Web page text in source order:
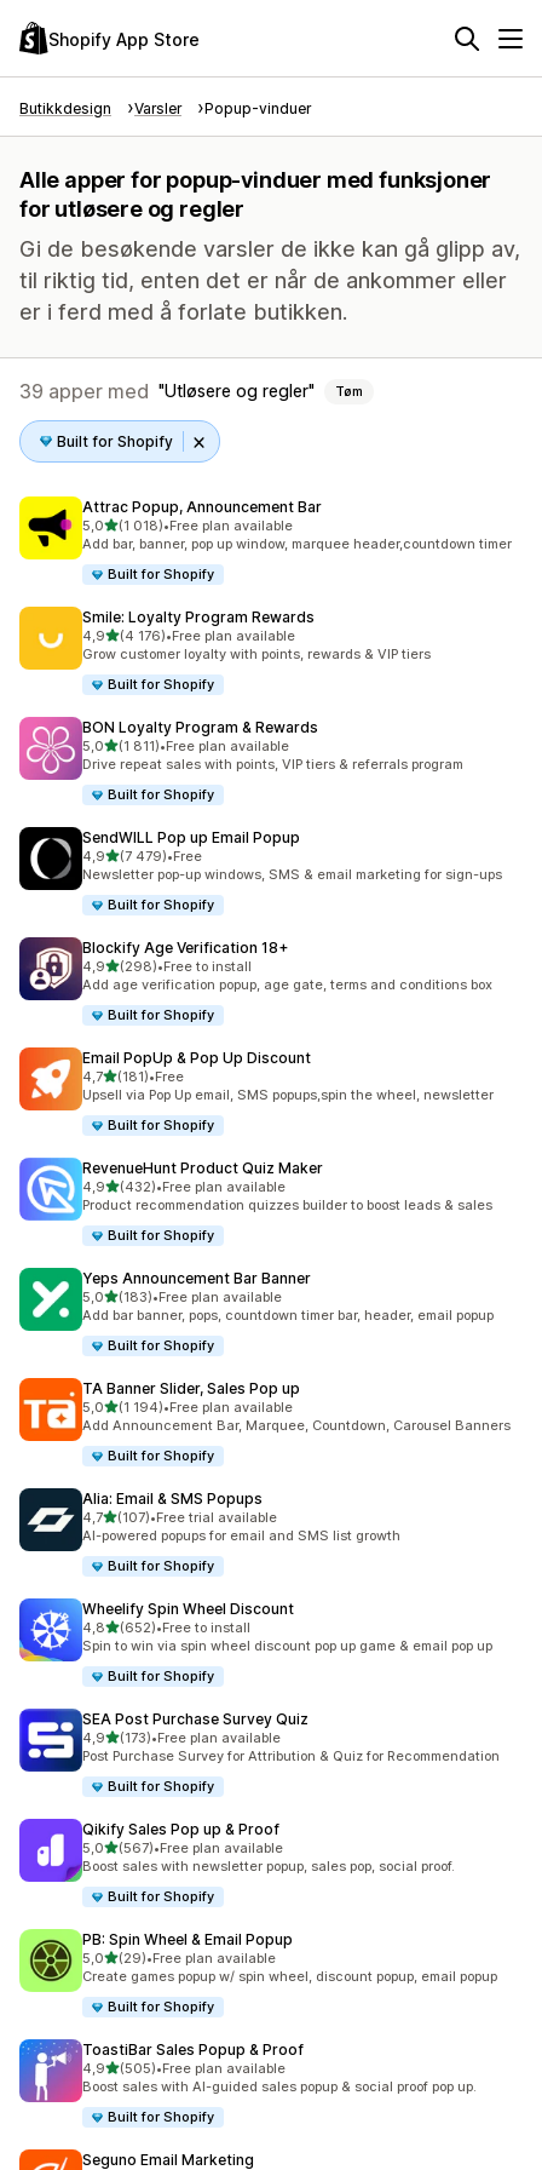
Shopify App Store
Butikkdesign Varsler Popup-vinduer
Alle apper for popup-vinduer med funksjoner
for utløsere og regler
Gi de besøkende varsler de ikke kan gå glipp av,
til riktig tid, enten det er når de ankommer eller
er i ferd med å forlate butikken.
39 apper med Utløsere og regler Tøm
Built for Shopify
Attrac Popup, Announcement Bar
5,0av 5 stjerner
(1 018)
Totalt 1018 omtaler
•Free plan available
Add bar, banner, pop up window, marquee header,countdown timer
Built for Shopify
Smile: Loyalty Program Rewards
4,9av 5 stjerner
(4 176)
Totalt 4176 omtaler
•Free plan available
Grow customer loyalty with points, rewards & VIP tiers
Built for Shopify
BON Loyalty Program & Rewards
5,0av 5 stjerner
(1 811)
Totalt 1811 omtaler
•Free plan available
Drive repeat sales with points, VIP tiers & referrals program
Built for Shopify
SendWILL Pop up Email Popup
4,9av 5 stjerner
(7 479)
Totalt 7479 omtaler
•Free
Newsletter pop-up windows, SMS & email marketing for sign-ups
Built for Shopify
Blockify Age Verification 18+
4,9av 5 stjerner
(298)
Totalt 298 omtaler
•Free to install
Add age verification popup, age gate, terms and conditions box
Built for Shopify
Email PopUp & Pop Up Discount
4,7av 5 stjerner
(181)
Totalt 181 omtaler
•Free
Upsell via Pop Up email, SMS popups,spin the wheel, newsletter
Built for Shopify
RevenueHunt Product Quiz Maker
4,9av 5 stjerner
(432)
Totalt 432 omtaler
•Free plan available
Product recommendation quizzes builder to boost leads & sales
Built for Shopify
Yeps Announcement Bar Banner
5,0av 5 stjerner
(183)
Totalt 183 omtaler
•Free plan available
Add bar banner, pops, countdown timer bar, header, email popup
Built for Shopify
TA Banner Slider, Sales Pop up
5,0av 5 stjerner
(1 194)
Totalt 1194 omtaler
•Free plan available
Add Announcement Bar, Marquee, Countdown, Carousel Banners
Built for Shopify
Alia: Email & SMS Popups
4,7av 5 stjerner
(107)
Totalt 107 omtaler
•Free trial available
AI-powered popups for email and SMS list growth
Built for Shopify
Wheelify Spin Wheel Discount
4,8av 5 stjerner
(652)
Totalt 652 omtaler
•Free to install
Spin to win via spin wheel discount pop up game & email pop up
Built for Shopify
SEA Post Purchase Survey Quiz
4,9av 5 stjerner
(173)
Totalt 173 omtaler
•Free plan available
Post Purchase Survey for Attribution & Quiz for Recommendation
Built for Shopify
Qikify Sales Pop up & Proof
5,0av 5 stjerner
(567)
Totalt 567 omtaler
•Free plan available
Boost sales with newsletter popup, sales pop, social proof.
Built for Shopify
PB: Spin Wheel & Email Popup
5,0av 5 stjerner
(29)
Totalt 29 omtaler
•Free plan available
Create games popup w/ spin wheel, discount popup, email popup
Built for Shopify
ToastiBar Sales Popup & Proof
4,9av 5 stjerner
(505)
Totalt 505 omtaler
•Free plan available
Boost sales with AI-guided sales popup & social proof pop up.
Built for Shopify
Seguno Email Marketing